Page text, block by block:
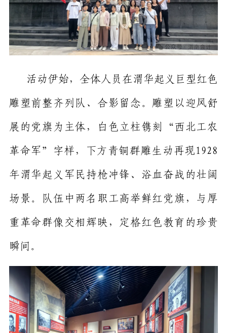
活动伊始，全体人员在渭华起义巨型红色
雕塑前整齐列队、合影留念。雕塑以迎风舒
展的党旗为主体，白色立柱镌刻 “西北工农
革命军”字样，下方青铜群雕生动再现1928
年渭华起义军民持枪冲锋、浴血奋战的壮阔
场景。队伍中两名职工高举鲜红党旗，与厚
重革命群像交相辉映，定格红色教育的珍贵
瞬间。